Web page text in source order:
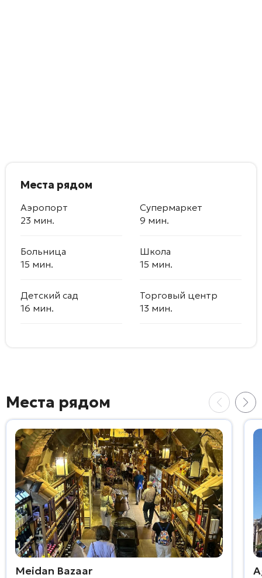
Места рядом
Аэропорт
23 мин.
Супермаркет
9 мин.
Больница
15 мин.
Школа
15 мин.
Детский сад
16 мин.
Торговый центр
13 мин.
Места рядом
Meidan Bazaar